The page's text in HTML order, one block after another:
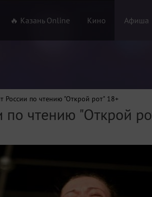
🔥 Казань Online Кино Афиша
России по чтению "Открой рот" 18+
по чтению "Открой